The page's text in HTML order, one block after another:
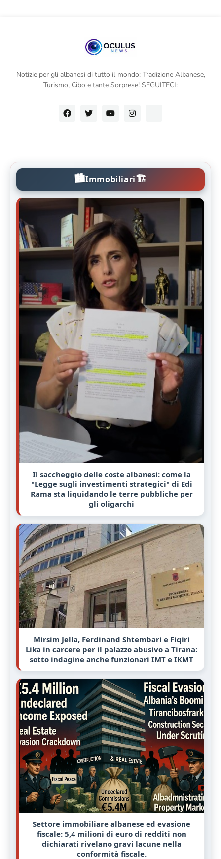
Notizie per gli albanesi di tutto il mondo: Tradizione Albanese,
Turismo, Cibo e tante Sorprese! SEGUITECI:
🏙️Immobiliari🏗️
Il saccheggio delle coste albanesi: come la
"Legge sugli investimenti strategici" di Edi
Rama sta liquidando le terre pubbliche per
gli oligarchi
Mirsim Jella, Ferdinand Shtembari e Fiqiri
Lika in carcere per il palazzo abusivo a Tirana:
sotto indagine anche funzionari IMT e IKMT
Settore immobiliare albanese ed evasione
fiscale: 5,4 milioni di euro di redditi non
dichiarati rivelano gravi lacune nella
conformità fiscale.